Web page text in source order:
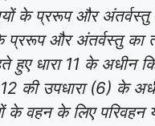
के प्ररूप और
के प्ररूप और अंतर्वस्तु
धारा 11 के अधीन
12 की उपधारा (6) के
वहन के लिए